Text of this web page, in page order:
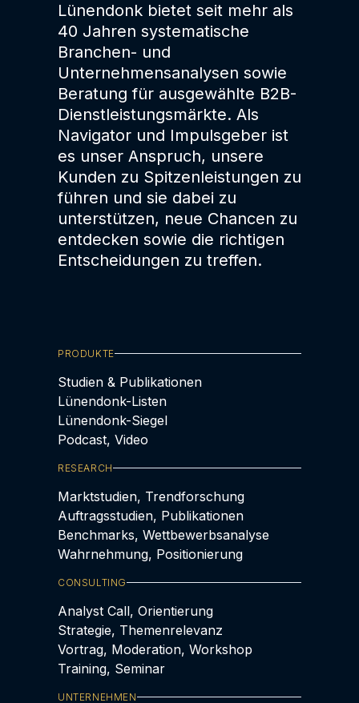
Lünendonk bietet seit mehr als
40 Jahren systematische
Branchen- und
Unternehmensanalysen sowie
Beratung für ausgewählte B2B-
Dienstleistungsmärkte. Als
Navigator und Impulsgeber ist
es unser Anspruch, unsere
Kunden zu Spitzenleistungen zu
führen und sie dabei zu
unterstützen, neue Chancen zu
entdecken sowie die richtigen
Entscheidungen zu treffen.
PRODUKTE
Studien & Publikationen
Lünendonk-Listen
Lünendonk-Siegel
Podcast, Video
RESEARCH
Marktstudien, Trendforschung
Auftragsstudien, Publikationen
Benchmarks, Wettbewerbsanalyse
Wahrnehmung, Positionierung
CONSULTING
Analyst Call, Orientierung
Strategie, Themenrelevanz
Vortrag, Moderation, Workshop
Training, Seminar
UNTERNEHMEN